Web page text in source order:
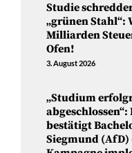
Studie
„grünen Stahl“:
Milliarden
Ofen!
3. August 2026
„Studium
bestätigt
Siegmund (AfD)